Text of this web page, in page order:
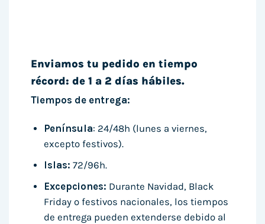
Enviamos tu pedido en tiempo
récord: de 1 a 2 días hábiles.
Tiempos de entrega:
Península: 24/48h (lunes a viernes,
excepto festivos).
Islas: 72/96h.
Excepciones: Durante Navidad, Black
Friday o festivos nacionales, los tiempos
de entrega pueden extenderse debido al